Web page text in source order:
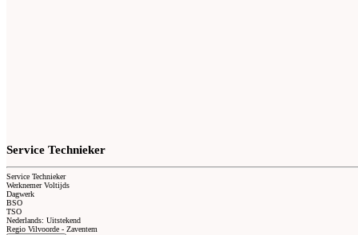
Service Technieker
Service Technieker
Werknemer Voltijds
Dagwerk
BSO
TSO
Nederlands: Uitstekend
Regio Vilvoorde - Zaventem